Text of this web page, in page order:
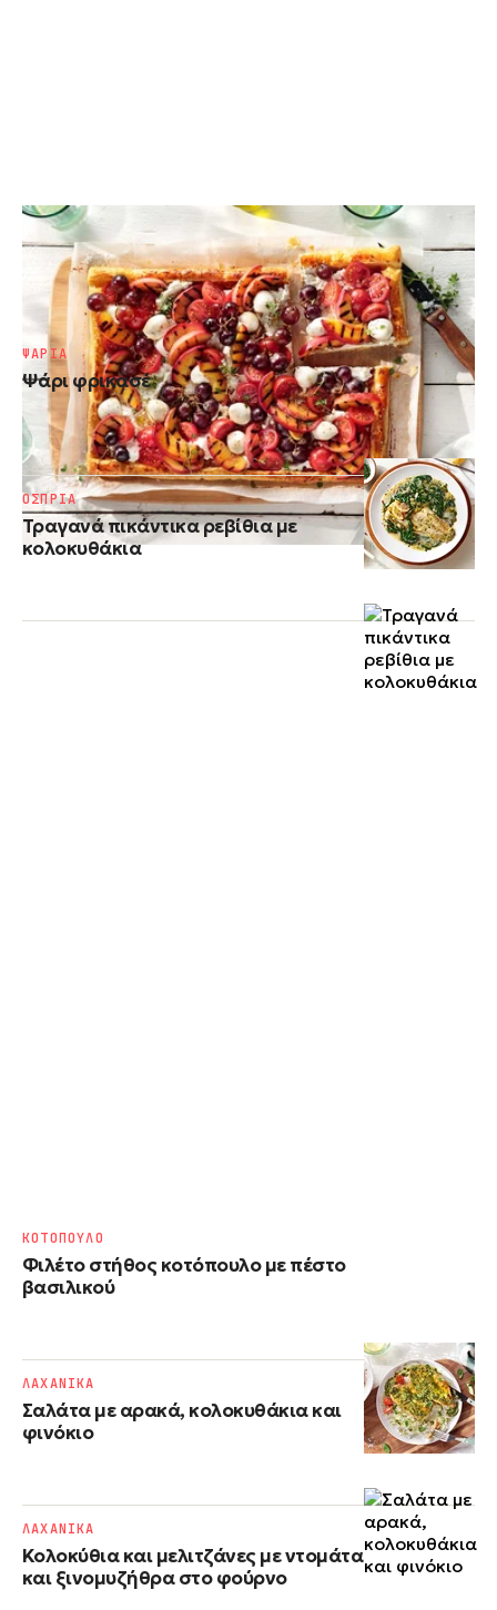
Τάρτα σφολιάτας με ντοματίνια, νεκταρίνι
και τυριά
ΑΛΜΥΡΕΣ ΤΑΡΤΕΣ
Ψάρι φρικασέ
ΨΑΡΙΑ
Τραγανά πικάντικα ρεβίθια με
κολοκυθάκια
ΟΣΠΡΙΑ
Φιλέτο στήθος κοτόπουλο με πέστο
βασιλικού
ΚΟΤΟΠΟΥΛΟ
Σαλάτα με αρακά, κολοκυθάκια και
φινόκιο
ΛΑΧΑΝΙΚΑ
Κολοκύθια και μελιτζάνες με ντομάτα
και ξινομυζήθρα στο φούρνο
ΛΑΧΑΝΙΚΑ